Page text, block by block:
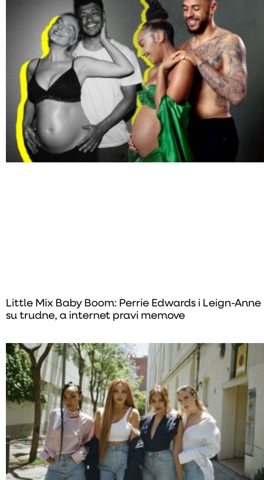
Little Mix Baby Boom: Perrie Edwards i Leign-Anne
su trudne, a internet pravi memove